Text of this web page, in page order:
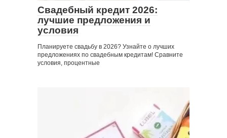
Свадебный кредит 2026:
лучшие предложения и
условия
Планируете свадьбу в 2026? Узнайте о лучших
предложениях по свадебным кредитам! Сравните
условия, процентные